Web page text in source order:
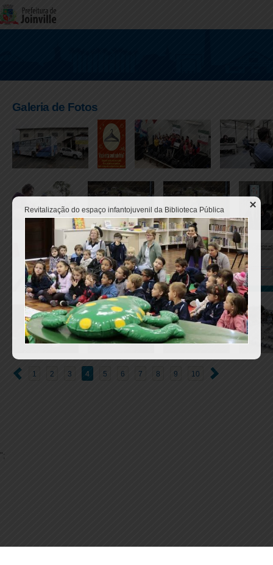
Galeria de Fotos
1 2 3 4 5 6 7 8 9 10
";
Revitalização do espaço infantojuvenil da Biblioteca Pública